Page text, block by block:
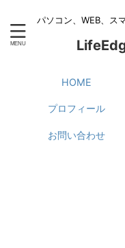
パソコン、WEB、ス
HOME
プロフィール
お問い合わせ